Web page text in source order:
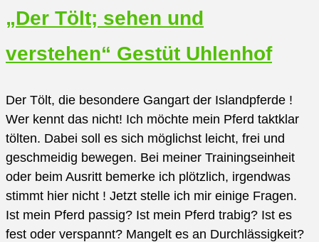
Pferdeführerschein
Umgang
für
Junge
Gestüt
Uhlenhof
„Der Tölt; sehen und
verstehen“ Gestüt Uhlenhof
Der Tölt, die besondere Gangart der Islandpferde !
Wer kennt das nicht! Ich möchte mein Pferd taktklar
tölten. Dabei soll es sich möglichst leicht, frei und
geschmeidig bewegen. Bei meiner Trainingseinheit
oder beim Ausritt bemerke ich plötzlich, irgendwas
stimmt hier nicht ! Jetzt stelle ich mir einige Fragen.
Ist mein Pferd passig? Ist mein Pferd trabig? Ist es
fest oder verspannt? Mangelt es an Durchlässigkeit?